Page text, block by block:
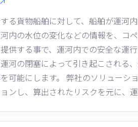
る貨物船舶に対して、船舶が運河
内の水位の変化などの情報を、コ
供する事で、運河内での安全な運
河の閉塞によって引き起こされる
可能にします。 弊社のソリュー
ンし、算出されたリスクを元に、